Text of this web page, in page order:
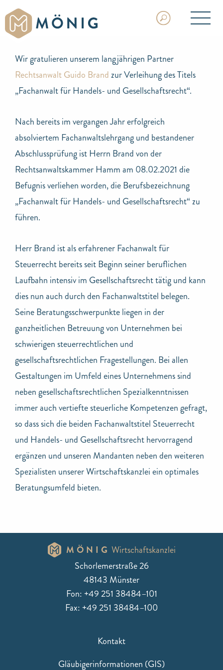
Wir gratulieren unserem langjährigen Partner
Rechtsanwalt Guido Brandzur Verleihung des Titels
„Fachanwalt für Handels- und Gesellschaftsrecht“.
Nach bereits im vergangen Jahr erfolgreich
absolviertem Fachanwaltslehrgang und bestandener
Abschlussprüfung ist Herrn Brand von der
Rechtsanwaltskammer Hamm am 08.02.2021 die
Befugnis verliehen worden, die Berufsbezeichnung
„Fachanwalt für Handels- und Gesellschaftsrecht“ zu
führen.
Herr Brand ist als erfahrener Fachanwalt für
Steuerrecht bereits seit Beginn seiner beruflichen
Laufbahn intensiv im Gesellschaftsrecht tätig und kann
dies nun auch durch den Fachanwaltstitel belegen.
Seine Beratungsschwerpunkte liegen in der
ganzheitlichen Betreuung von Unternehmen bei
schwierigen steuerrechtlichen und
gesellschaftsrechtlichen Fragestellungen. Bei allen
Gestaltungen im Umfeld eines Unternehmens sind
neben gesellschaftsrechtlichen Spezialkenntnissen
immer auch vertiefte steuerliche Kompetenzen gefragt,
so dass sich die beiden Fachanwaltstitel Steuerrecht
und Handels- und Gesellschaftsrecht hervorragend
ergänzen und unseren Mandanten neben den weiteren
Spezialisten unserer Wirtschaftskanzlei ein optimales
Beratungsumfeld bieten.
MÖNIG Wirtschaftskanzlei
Schorlemerstraße 26
48143 Münster
Fon: +49 251 38484–101
Fax: +49 251 38484–100
Kontakt
Gläubigerinformationen (GIS)